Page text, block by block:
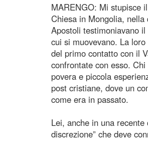
MARENGO: Mi stupisce
Chiesa in Mongolia,
Apostoli testimoniavano
cui si muovevano. La
del primo contatto con il
confrontate con esso.
povera e piccola
post cristiane, dove un
come era in passato.
Lei, anche in una
discrezione” che deve